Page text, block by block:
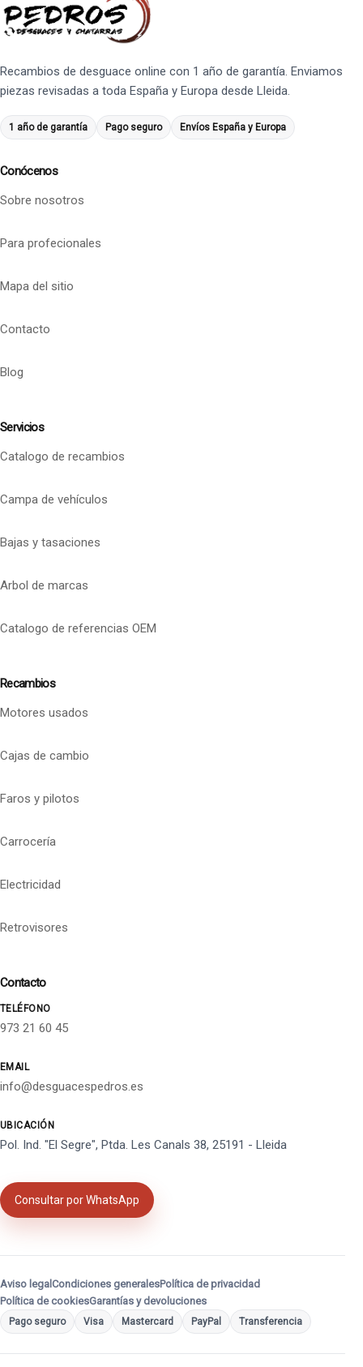
Recambios de desguace online con 1 año de garantía. Enviamos
piezas revisadas a toda España y Europa desde Lleida.
1 año de garantía Pago seguro Envíos España y Europa
Conócenos
Sobre nosotros
Para profecionales
Mapa del sitio
Contacto
Blog
Servicios
Catalogo de recambios
Campa de vehículos
Bajas y tasaciones
Arbol de marcas
Catalogo de referencias OEM
Recambios
Motores usados
Cajas de cambio
Faros y pilotos
Carrocería
Electricidad
Retrovisores
Contacto
TELÉFONO
973 21 60 45
EMAIL
info@desguacespedros.es
UBICACIÓN
Pol. Ind. "El Segre", Ptda. Les Canals 38, 25191 - Lleida
Consultar por WhatsApp
Aviso legal Condiciones generalesPolítica de privacidad
Política de cookiesGarantías y devoluciones
Pago seguro Visa Mastercard PayPal Transferencia